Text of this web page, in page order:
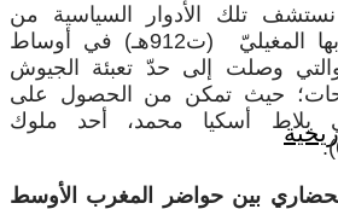
تلك الأدوار السياسية من
المهمّة التي اضطلع بها المغيليّ (ت912هـ) في أوساط
والتي وصلت إلى حدّ تعبئة الجيوش
حيث تمكن من الحصول على
أسكيا محمد، أحد ملوك
الحضاري بين حواضر المغرب الأوسط